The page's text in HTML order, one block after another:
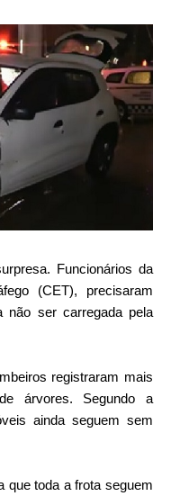
Funcionários da
(CET), precisaram
não ser carregada pela
registraram mais
árvores. Segundo a
ainda seguem sem
que toda a frota seguem